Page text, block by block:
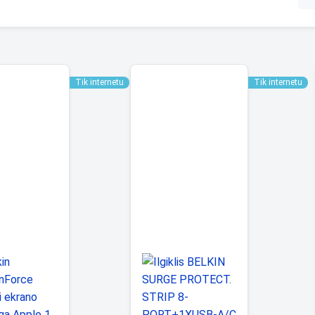
Tik internetu Tik internetu